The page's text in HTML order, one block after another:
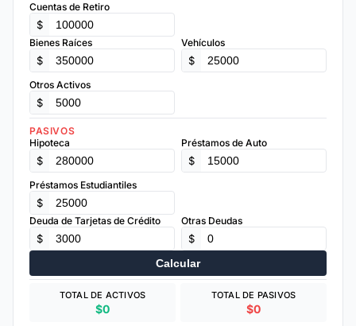
Cuentas de Retiro
$
Bienes Raíces
$
Vehículos
$
Otros Activos
$
PASIVOS
Hipoteca
$
Préstamos de Auto
$
Préstamos Estudiantiles
$
Deuda de Tarjetas de Crédito
$
Otras Deudas
$
Calcular
TOTAL DE ACTIVOS
$0
TOTAL DE PASIVOS
$0